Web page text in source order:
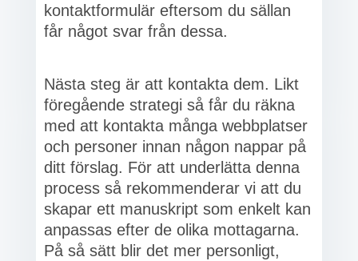
kontaktformulär eftersom du sällan
får något svar från dessa.
Nästa steg är att kontakta dem. Likt
föregående strategi så får du räkna
med att kontakta många webbplatser
och personer innan någon nappar på
ditt förslag. För att underlätta denna
process så rekommenderar vi att du
skapar ett manuskript som enkelt kan
anpassas efter de olika mottagarna.
På så sätt blir det mer personligt,